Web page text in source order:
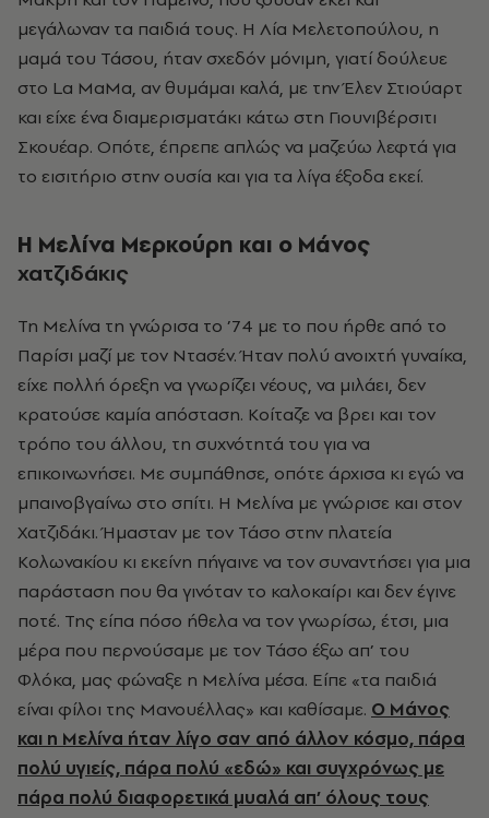
μεγάλωναν τα παιδιά τους. Η Λία Μελετοπούλου, η
μαμά του Τάσου, ήταν σχεδόν μόνιμη, γιατί δούλευε
στο La MaMa, αν θυμάμαι καλά, με την Έλεν Στιούαρτ
και είχε ένα διαμερισματάκι κάτω στη Γιουνιβέρσιτι
Σκουέαρ. Οπότε, έπρεπε απλώς να μαζεύω λεφτά για
το εισιτήριο στην ουσία και για τα λίγα έξοδα εκεί.
Η Μελίνα Μερκούρη και ο Μάνος
χατζιδάκις
Τη Μελίνα τη γνώρισα το ’74 με το που ήρθε από το
Παρίσι μαζί με τον Ντασέν. Ήταν πολύ ανοιχτή γυναίκα,
είχε πολλή όρεξη να γνωρίζει νέους, να μιλάει, δεν
κρατούσε καμία απόσταση. Κοίταζε να βρει και τον
τρόπο του άλλου, τη συχνότητά του για να
επικοινωνήσει. Με συμπάθησε, οπότε άρχισα κι εγώ να
μπαινοβγαίνω στο σπίτι. Η Μελίνα με γνώρισε και στον
Χατζιδάκι. Ήμασταν με τον Τάσο στην πλατεία
Κολωνακίου κι εκείνη πήγαινε να τον συναντήσει για μια
παράσταση που θα γινόταν το καλοκαίρι και δεν έγινε
ποτέ. Της είπα πόσο ήθελα να τον γνωρίσω, έτσι, μια
μέρα που περνούσαμε με τον Τάσο έξω απ’ του
Φλόκα, μας φώναξε η Μελίνα μέσα. Είπε «τα παιδιά
είναι φίλοι της Μανουέλλας» και καθίσαμε. Ο Μάνος
και η Μελίνα ήταν λίγο σαν από άλλον κόσμο, πάρα
πολύ υγιείς, πάρα πολύ «εδώ» και συγχρόνως με
πάρα πολύ διαφορετικά μυαλά απ’ όλους τους